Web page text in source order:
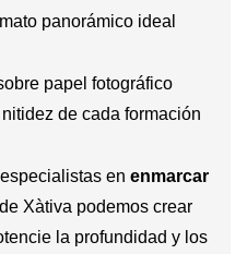
panorámico ideal
papel fotográfico
de cada formación
en enmarcar
Xàtiva podemos crear
la profundidad y los